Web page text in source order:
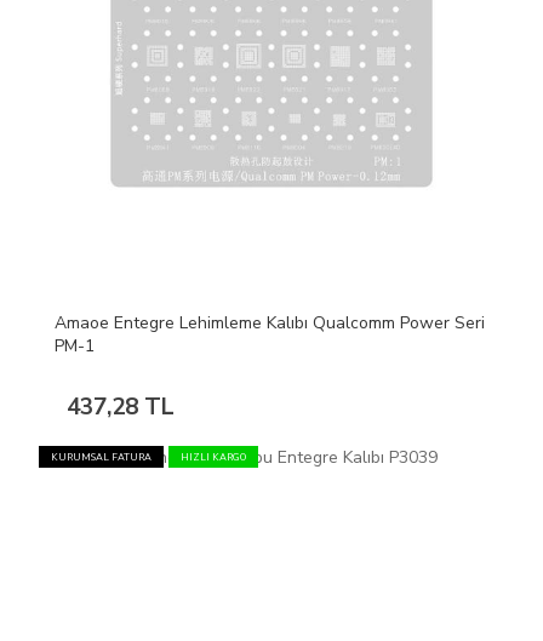
Amaoe Entegre Lehimleme Kalıbı Qualcomm Power Seri
PM-1
437,28 TL
KURUMSAL FATURA HIZLI KARGO